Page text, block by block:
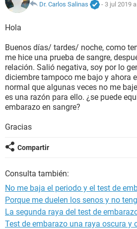
SEXUALIDAD
GLOSARIO
Dr. Carlos Salinas
- 3 jul 2019
Hola
Buenos días/ tardes/ noche, como
me hice una prueba de sangre,
relación. Salió negativa, soy por lo
diciembre tampoco me bajo y ahora
normal que algunas veces no me
es una razón para ello. ¿se puede
embarazo en sangre?
Gracias
Compartir
Consulta también:
No me baja el periodo y el test de
Porque me duelen los senos y no
La segunda raya del test de
Test de embarazo una raya oscura y